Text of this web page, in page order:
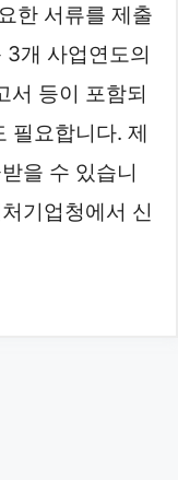
한 서류를 제출
개 사업연도의
서 등이 포함되
필요합니다. 제
을 수 있습니
기업청에서 신